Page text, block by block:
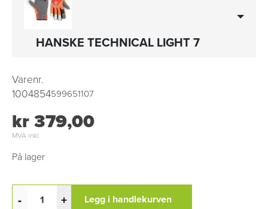
HANSKE TECHNICAL LIGHT 7
Varenr.
1004854599651107
kr 379,00
MVA inkl.
På lager
- + Legg i handlekurven